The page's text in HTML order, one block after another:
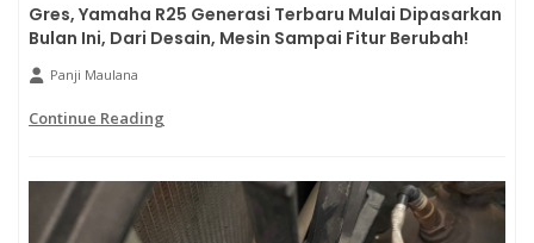
Gres, Yamaha R25 Generasi Terbaru Mulai Dipasarkan
Bulan Ini, Dari Desain, Mesin Sampai Fitur Berubah!
Panji Maulana
Continue Reading